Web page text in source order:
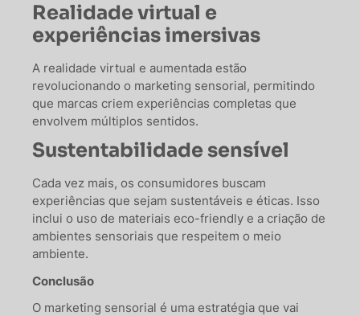
Realidade virtual e
experiências imersivas
A realidade virtual e aumentada estão
revolucionando o marketing sensorial, permitindo
que marcas criem experiências completas que
envolvem múltiplos sentidos.
Sustentabilidade sensível
Cada vez mais, os consumidores buscam
experiências que sejam sustentáveis e éticas. Isso
inclui o uso de materiais eco-friendly e a criação de
ambientes sensoriais que respeitem o meio
ambiente.
Conclusão
O marketing sensorial é uma estratégia que vai